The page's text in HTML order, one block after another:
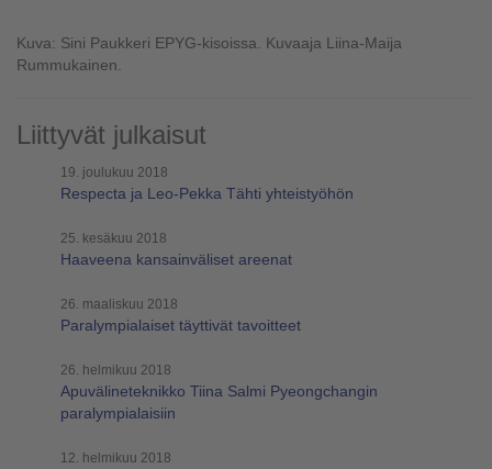
Kuva: Sini Paukkeri EPYG-kisoissa. Kuvaaja Liina-Maija
Rummukainen.
Liittyvät julkaisut
19. joulukuu 2018
Respecta ja Leo-Pekka Tähti yhteistyöhön
25. kesäkuu 2018
Haaveena kansainväliset areenat
26. maaliskuu 2018
Paralympialaiset täyttivät tavoitteet
26. helmikuu 2018
Apuvälineteknikko Tiina Salmi Pyeongchangin
paralympialaisiin
12. helmikuu 2018